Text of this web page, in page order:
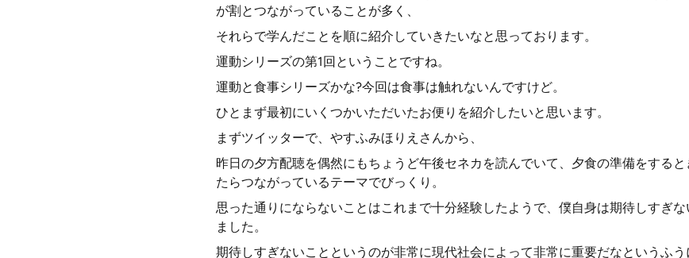
が割とつながっていることが多く、
それらで学んだことを順に紹介していきたいなと思っております。
運動シリーズの第1回ということですね。
運動と食事シリーズかな?今回は食事は触れないんですけど。
ひとまず最初にいくつかいただいたお便りを紹介したいと思います。
まずツイッターで、やすふみほりえさんから、
昨日の夕方配聴を偶然にもちょうど午後セネカを読んでいて、夕食の準備をする
たらつながっているテーマでびっくり。
思った通りにならないことはこれまで十分経験したようで、僕自身は期待しすぎ
ました。
期待しすぎないことというのが非常に現代社会によって非常に重要だなというふう